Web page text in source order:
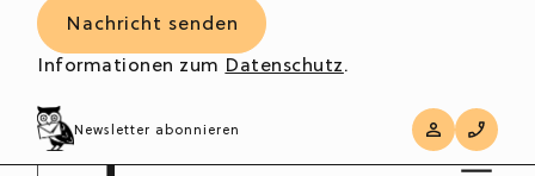
Newsletter abonnieren
Informationen zum Datenschutz.